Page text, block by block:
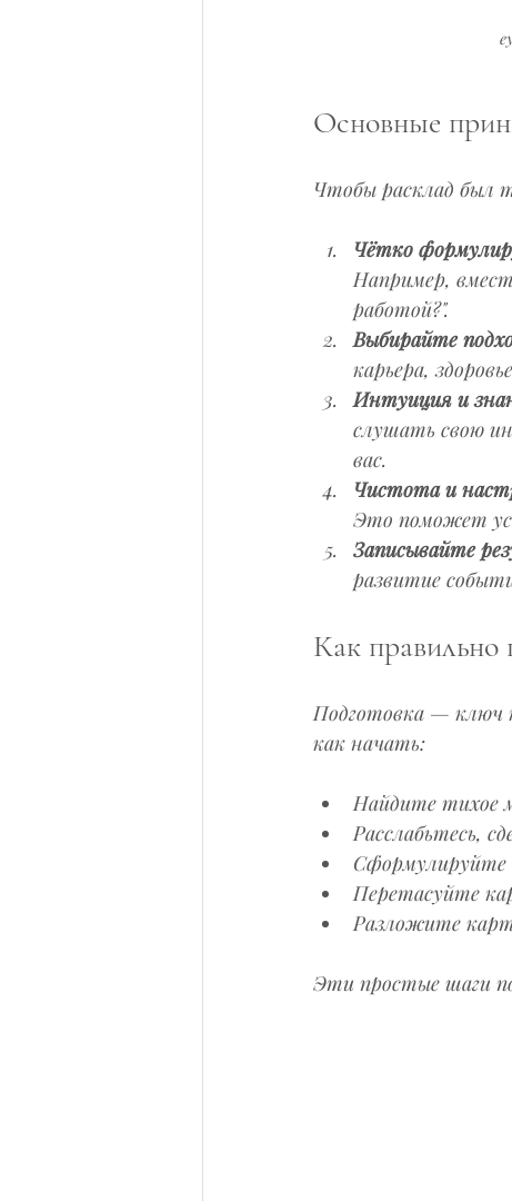
Основные
Чтобы расклад был
Чётко
Например,
работой?".
Выбирайте
карьера,
Интуиция и
слушать свою
вас.
Чистота и
Это поможет
Записывайте
развитие
Как правильно
Подготовка — ключ
как начать:
Найдите тихое
Расслабьтесь,
Сформулируйте
Перетасуйте
Разложите
Эти простые шаги